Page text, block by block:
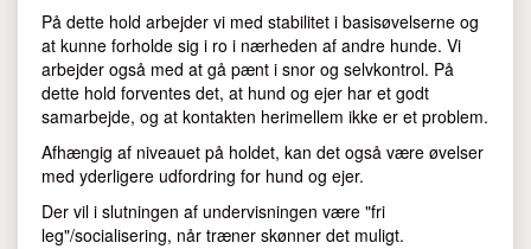
På dette hold arbejder vi med stabilitet i basisøvelserne og
at kunne forholde sig i ro i nærheden af andre hunde. Vi
arbejder også med at gå pænt i snor og selvkontrol. På
dette hold forventes det, at hund og ejer har et godt
samarbejde, og at kontakten herimellem ikke er et problem.
Afhængig af niveauet på holdet, kan det også være øvelser
med yderligere udfordring for hund og ejer.
Der vil i slutningen af undervisningen være "fri
leg"/socialisering, når træner skønner det muligt.